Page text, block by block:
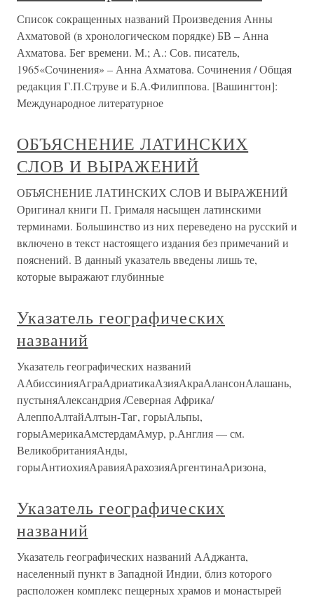
Список сокращенных названий Произведения Анны
Ахматовой (в хронологическом порядке) БВ – Анна
Ахматова. Бег времени. М.; А.: Сов. писатель,
1965«Сочинения» – Анна Ахматова. Сочинения / Общая
редакция Г.П.Струве и Б.А.Филиппова. [Вашингтон]:
Международное литературное
ОБЪЯСНЕНИЕ ЛАТИНСКИХ
СЛОВ И ВЫРАЖЕНИЙ
ОБЪЯСНЕНИЕ ЛАТИНСКИХ СЛОВ И ВЫРАЖЕНИЙ
Оригинал книги П. Грималя насыщен латинскими
терминами. Большинство из них переведено на русский и
включено в текст настоящего издания без примечаний и
пояснений. В данный указатель введены лишь те,
которые выражают глубинные
Указатель географических
названий
Указатель географических названий
ААбиссинияАграАдриатикаАзияАкраАлансонАлашань,
пустыняАлександрия /Северная Африка/
АлеппоАлтайАлтын-Таг, горыАльпы,
горыАмерикаАмстердамАмур, p.Англия — см.
ВеликобританияАнды,
горыАнтиохияАравияАрахозияАргентинаАризона,
Указатель географических
названий
Указатель географических названий ААджанта,
населенный пункт в Западной Индии, близ которого
расположен комплекс пещерных храмов и монастырей